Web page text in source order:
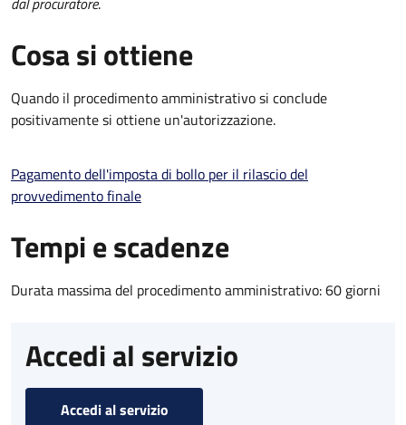
Cosa si ottiene
Quando il procedimento amministrativo si conclude
positivamente si ottiene un'autorizzazione.
Pagamento dell'imposta di bollo per il rilascio del
provvedimento finale
Tempi e scadenze
Durata massima del procedimento amministrativo: 60 giorni
Accedi al servizio
Accedi al servizio